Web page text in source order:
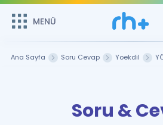
MENÜ
Remzi Hoca ile seni sınava
bekliyor!
MENÜ
Çalışma Paketleri
Ana Sayfa Soru Cevap Yoekdil
Soru &